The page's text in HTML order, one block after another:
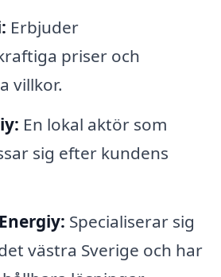
Erbjuder
priser och
villkor.
En lokal aktör som
sig efter kundens
Specialiserar sig
västra Sverige och har